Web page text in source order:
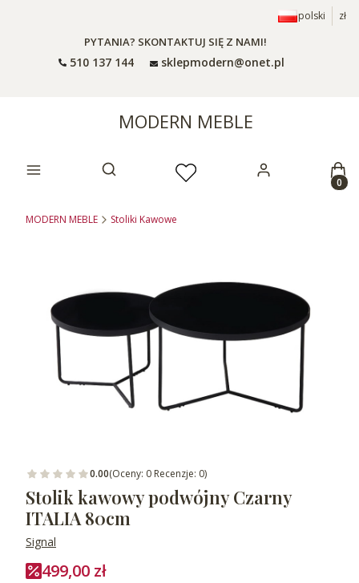
polski zł
PYTANIA? SKONTAKTUJ SIĘ Z NAMI!
510 137 144 sklepmodern@onet.pl
MODERN MEBLE
Otwórz wyszukiwarkę
MODERN MEBLE Stoliki Kawowe
0.00(Oceny: 0 Recenzje: 0)
Stolik kawowy podwójny Czarny
ITALIA 80cm
Signal
499,00 zł